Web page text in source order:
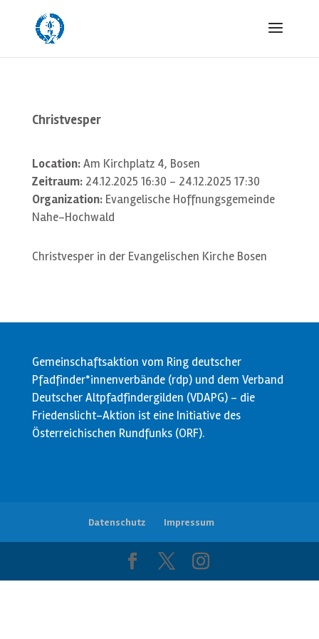
Christvesper
Location:Am Kirchplatz 4, Bosen
Zeitraum:24.12.2025 16:30 - 24.12.2025 17:30
Organization:Evangelische Hoffnungsgemeinde
Nahe-Hochwald
Christvesper in der Evangelischen Kirche Bosen
Gemeinschaftsaktion vom Ring deutscher
Pfadfinder*innenverbände (rdp) und dem Verband
Deutscher Altpfadfindergilden (VDAPG) - die
Friedenslicht-Aktion ist eine Initiative des
Österreichischen Rundfunks (ORF).
Datenschutz Impressum